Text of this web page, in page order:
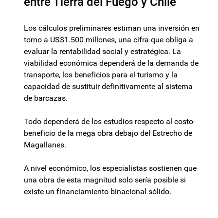
Los cálculos preliminares estiman una inversión en
torno a US$1.500 millones, una cifra que obliga a
evaluar la rentabilidad social y estratégica. La
viabilidad económica dependerá de la demanda de
transporte, los beneficios para el turismo y la
capacidad de sustituir definitivamente al sistema
de barcazas.
Todo dependerá de los estudios respecto al costo-
beneficio de la mega obra debajo del Estrecho de
Magallanes.
A nivel económico, los especialistas sostienen que
una obra de esta magnitud solo sería posible si
existe un financiamiento binacional sólido.